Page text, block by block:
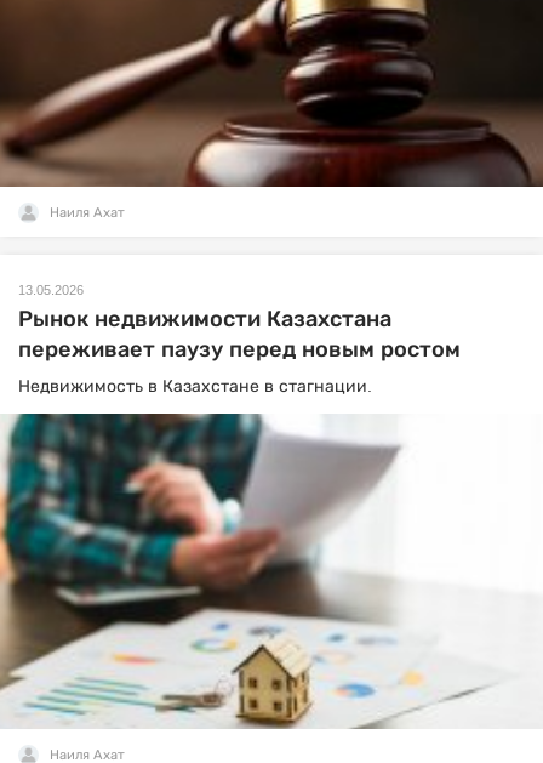
Наиля Ахат
13.05.2026
Рынок недвижимости Казахстана
переживает паузу перед новым ростом
Недвижимость в Казахстане в стагнации.
Наиля Ахат